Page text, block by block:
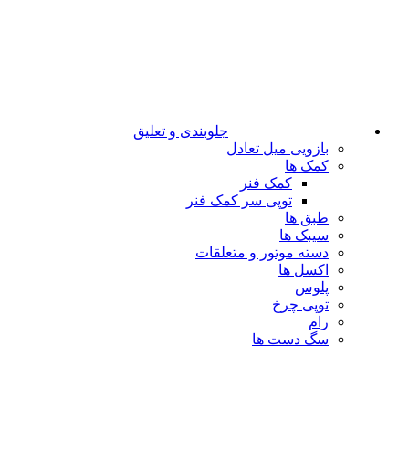
جلوبندی و تعلیق
بازویی میل تعادل
کمک ها
کمک فنر
توپی سر کمک فنر
طبق ها
سیبک ها
دسته موتور و متعلقات
اکسل ها
پلوس
توپی چرخ
رام
سگ دست ها